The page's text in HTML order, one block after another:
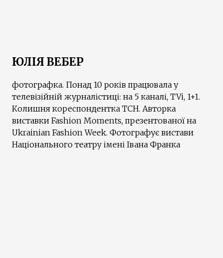
ЮЛІЯ ВЕБЕР
фотографка. Понад 10 років працювала у
телевізійній журналістиці: на 5 каналі, TVi, 1+1.
Колишня кореспондентка ТСН. Авторка
виставки Fashion Moments, презентованої на
Ukrainian Fashion Week. Фотографує вистави
Національного театру імені Івана Франка